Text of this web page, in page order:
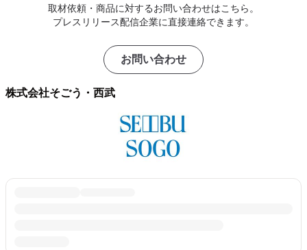
取材依頼・商品に対するお問い合わせはこちら。
プレスリリース配信企業に直接連絡できます。
お問い合わせ
株式会社そごう・西武